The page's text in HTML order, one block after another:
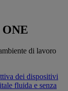
di lavoro
dei dispositivi
fluida e senza